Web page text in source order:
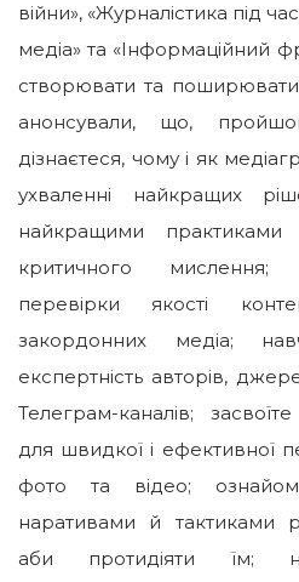
війни», «Журналістика під
медіа» та «Інформаційний
створювати та
анонсували, що,
дізнаєтеся, чому і як
ухваленні найкращих
найкращими
критичного мислення;
перевірки якості
закордонних медіа;
експертність авторів,
Телеграм-каналів;
для швидкої і ефективної
фото та відео;
наративами й тактиками
аби протидіяти їм;